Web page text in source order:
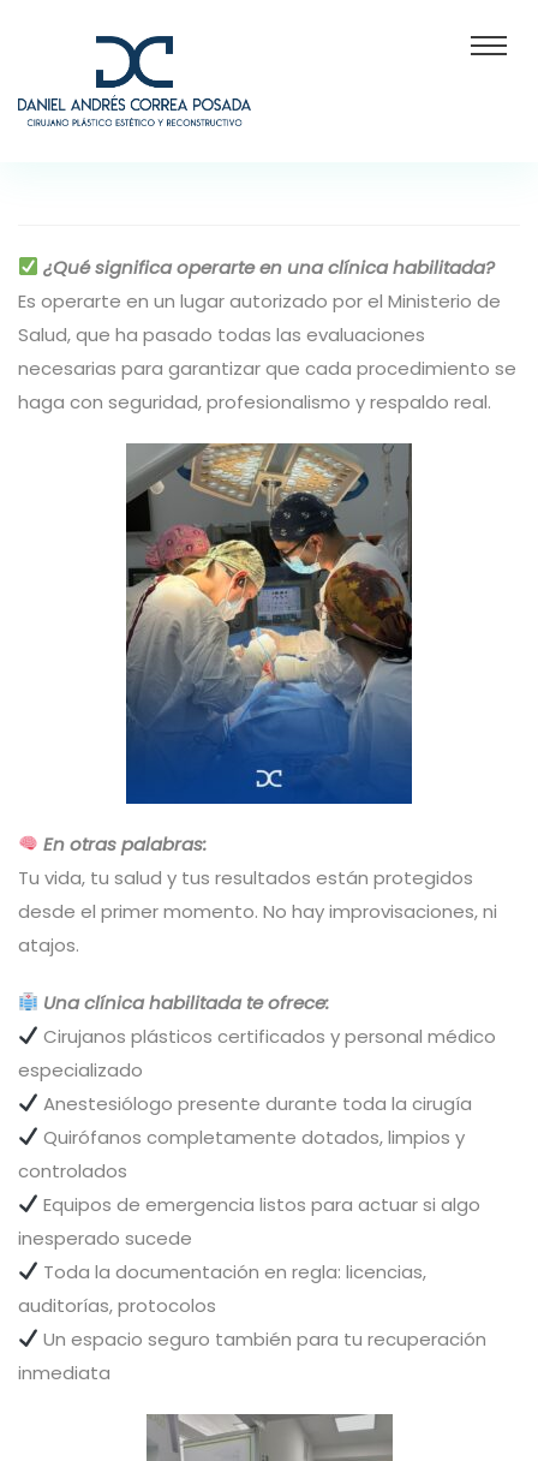
¿Qué significa operarte en una clínica habilitada?
Es operarte en un lugar autorizado por el Ministerio de
Salud, que ha pasado todas las evaluaciones
necesarias para garantizar que cada procedimiento se
haga con seguridad, profesionalismo y respaldo real.
En otras palabras:
Tu vida, tu salud y tus resultados están protegidos
desde el primer momento. No hay improvisaciones, ni
atajos.
Una clínica habilitada te ofrece:
Cirujanos plásticos certificados y personal médico
especializado
Anestesiólogo presente durante toda la cirugía
Quirófanos completamente dotados, limpios y
controlados
Equipos de emergencia listos para actuar si algo
inesperado sucede
Toda la documentación en regla: licencias,
auditorías, protocolos
Un espacio seguro también para tu recuperación
inmediata